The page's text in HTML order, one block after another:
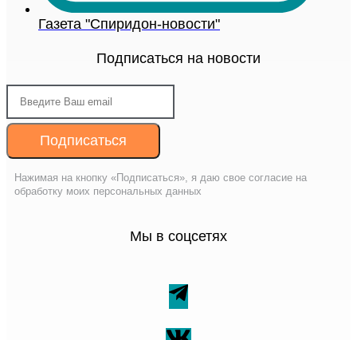
Газета "Спиридон-новости"
Подписаться на новости
Подписаться
Нажимая на кнопку «Подписаться», я даю свое согласие на
обработку моих персональных данных
Мы в соцсетях